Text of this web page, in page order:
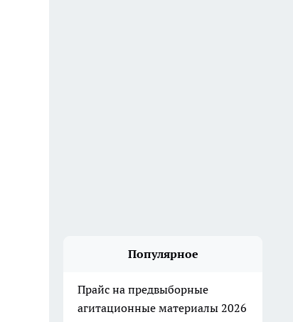
Популярное
Прайс на предвыборные
агитационные материалы 2026